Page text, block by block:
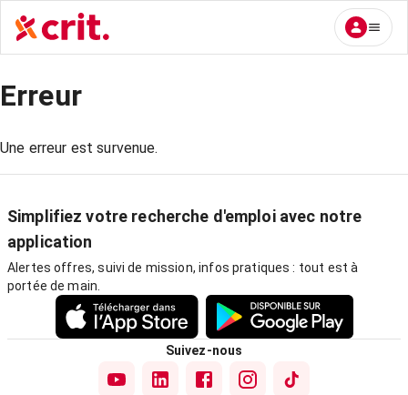
Erreur
Une erreur est survenue.
Simplifiez votre recherche d'emploi avec notre
application
Alertes offres, suivi de mission, infos pratiques : tout est à
portée de main.
Suivez-nous